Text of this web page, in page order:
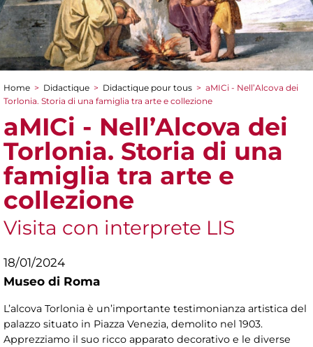
You are here
Home > Didactique > Didactique pour tous > aMICi - Nell’Alcova dei
Torlonia. Storia di una famiglia tra arte e collezione
aMICi - Nell’Alcova dei
Torlonia. Storia di una
famiglia tra arte e
collezione
Visita con interprete LIS
18/01/2024
Museo di Roma
L’alcova Torlonia è un’importante testimonianza artistica del
palazzo situato in Piazza Venezia, demolito nel 1903.
Apprezziamo il suo ricco apparato decorativo e le diverse